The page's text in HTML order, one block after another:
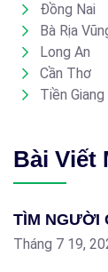
Đồng Nai
Bà Rịa
Long An
Cần Thơ
Tiền Giang
Bài Viết
TÌM NGƯỜI
Tháng 7 19,